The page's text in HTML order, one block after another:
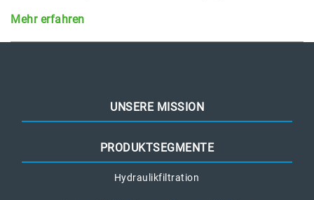
Mehr erfahren
UNSERE MISSION
PRODUKTSEGMENTE
Hydraulikfiltration